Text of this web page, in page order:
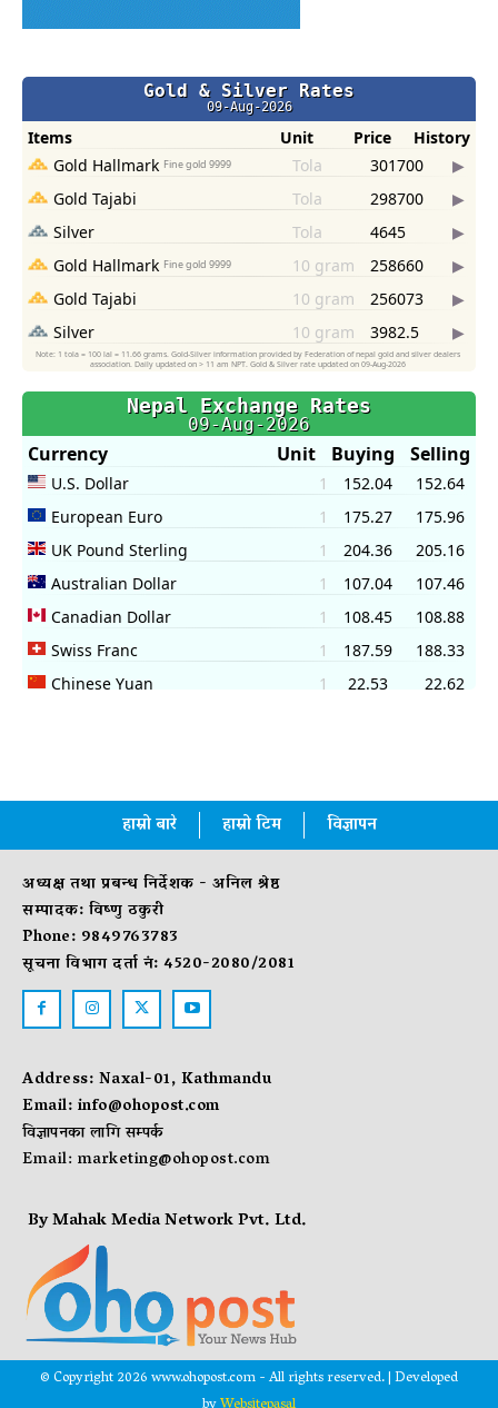
हाम्रो बारे हाम्रो टिम विज्ञापन
अध्यक्ष तथा प्रबन्ध निर्देशक - अनिल श्रेष्ठ
सम्पादक: विष्णु ठकुरी
Phone: 9849763783
सूचना विभाग दर्ता नं: 4520-2080/2081
Address: Naxal-01, Kathmandu
Email:info@ohopost.com
विज्ञापनका लागि सम्पर्क
Email:marketing@ohopost.com
By Mahak Media Network Pvt. Ltd.
© Copyright 2026 www.ohopost.com - All rights reserved. | Developed